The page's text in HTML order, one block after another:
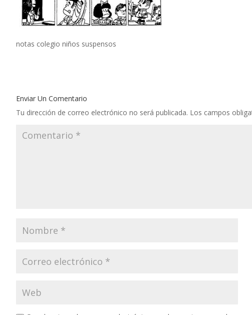
notas colegio niños suspensos
Enviar Un Comentario
Tu dirección de correo electrónico no será publicada. Los campos